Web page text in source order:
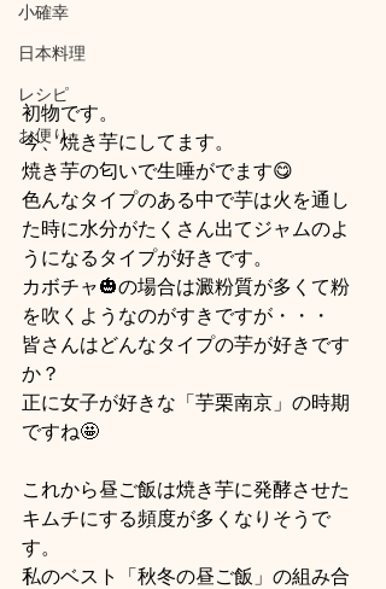
小確幸
日本料理
レシピ
お便り
初物です。
今、焼き芋にしてます。
焼き芋の匂いで生唾がでます😋
色んなタイプのある中で芋は火を通し
た時に水分がたくさん出てジャムのよ
うになるタイプが好きです。
カボチャ🎃の場合は澱粉質が多くて粉
を吹くようなのがすきですが・・・
皆さんはどんなタイプの芋が好きです
か？
正に女子が好きな「芋栗南京」の時期
ですね🤩
これから昼ご飯は焼き芋に発酵させた
キムチにする頻度が多くなりそうで
す。
私のベスト「秋冬の昼ご飯」の組み合